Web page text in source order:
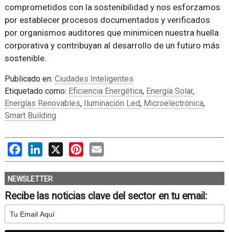
comprometidos con la sostenibilidad y nos esforzamos
por establecer procesos documentados y verificados
por organismos auditores que minimicen nuestra huella
corporativa y contribuyan al desarrollo de un futuro más
sostenible.
Publicado en: Ciudades Inteligentes
Etiquetado como: Eficiencia Energética, Energía Solar,
Energías Renovables, Iluminación Led, Microelectrónica,
Smart Building
FacebookLinkedIn
X PinterestEmail
NEWSLETTER
Recibe las noticias clave del sector en tu email: